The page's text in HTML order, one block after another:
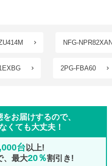
NFG-
2PG-FBA60
お届けするので、
くても大丈夫！
台 以上!
、最大20％割引き!